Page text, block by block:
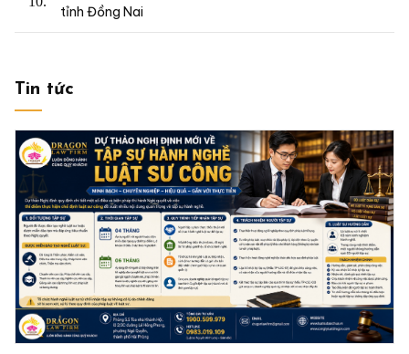
tỉnh Đồng Nai
Tin tức